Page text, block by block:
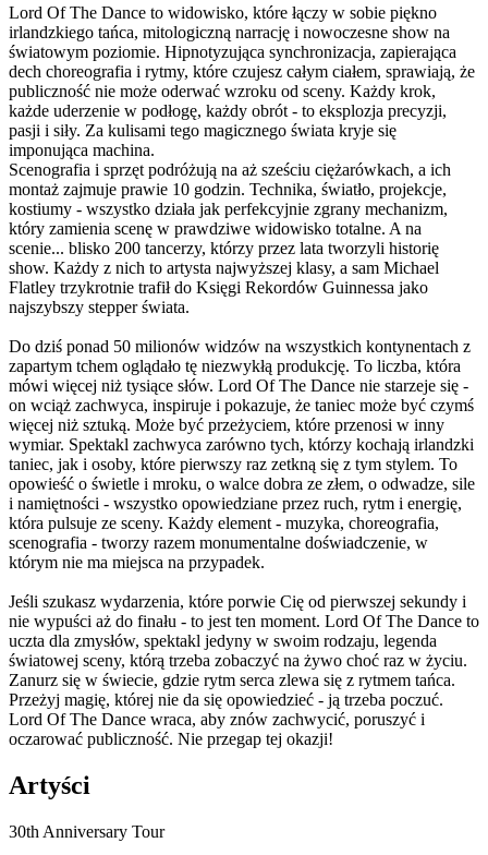
Lord Of The Dance to widowisko, które łączy w sobie piękno
irlandzkiego tańca, mitologiczną narrację i nowoczesne show na
światowym poziomie. Hipnotyzująca synchronizacja, zapierająca
dech choreografia i rytmy, które czujesz całym ciałem, sprawiają, że
publiczność nie może oderwać wzroku od sceny. Każdy krok,
każde uderzenie w podłogę, każdy obrót - to eksplozja precyzji,
pasji i siły. Za kulisami tego magicznego świata kryje się
imponująca machina.
Scenografia i sprzęt podróżują na aż sześciu ciężarówkach, a ich
montaż zajmuje prawie 10 godzin. Technika, światło, projekcje,
kostiumy - wszystko działa jak perfekcyjnie zgrany mechanizm,
który zamienia scenę w prawdziwe widowisko totalne. A na
scenie... blisko 200 tancerzy, którzy przez lata tworzyli historię
show. Każdy z nich to artysta najwyższej klasy, a sam Michael
Flatley trzykrotnie trafił do Księgi Rekordów Guinnessa jako
najszybszy stepper świata.
Do dziś ponad 50 milionów widzów na wszystkich kontynentach z
zapartym tchem oglądało tę niezwykłą produkcję. To liczba, która
mówi więcej niż tysiące słów. Lord Of The Dance nie starzeje się -
on wciąż zachwyca, inspiruje i pokazuje, że taniec może być czymś
więcej niż sztuką. Może być przeżyciem, które przenosi w inny
wymiar. Spektakl zachwyca zarówno tych, którzy kochają irlandzki
taniec, jak i osoby, które pierwszy raz zetkną się z tym stylem. To
opowieść o świetle i mroku, o walce dobra ze złem, o odwadze, sile
i namiętności - wszystko opowiedziane przez ruch, rytm i energię,
która pulsuje ze sceny. Każdy element - muzyka, choreografia,
scenografia - tworzy razem monumentalne doświadczenie, w
którym nie ma miejsca na przypadek.
Jeśli szukasz wydarzenia, które porwie Cię od pierwszej sekundy i
nie wypuści aż do finału - to jest ten moment. Lord Of The Dance to
uczta dla zmysłów, spektakl jedyny w swoim rodzaju, legenda
światowej sceny, którą trzeba zobaczyć na żywo choć raz w życiu.
Zanurz się w świecie, gdzie rytm serca zlewa się z rytmem tańca.
Przeżyj magię, której nie da się opowiedzieć - ją trzeba poczuć.
Lord Of The Dance wraca, aby znów zachwycić, poruszyć i
oczarować publiczność. Nie przegap tej okazji!
Artyści
30th Anniversary Tour